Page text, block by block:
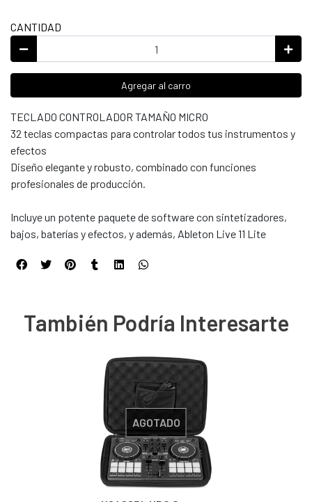
CANTIDAD
Agregar al carro
TECLADO CONTROLADOR TAMAÑO MICRO
32 teclas compactas para controlar todos tus instrumentos y
efectos
Diseño elegante y robusto, combinado con funciones
profesionales de producción.
Incluye un potente paquete de software con sintetizadores,
bajos, baterías y efectos, y además, Ableton Live 11 Lite
También Podría Interesarte
AGOTADO